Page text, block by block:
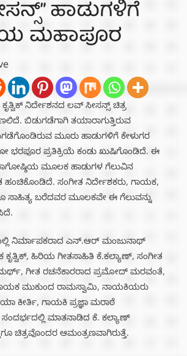
ಹಾಡುಗಳಿಗೆ
ಮಹಾಪೂರ
ಕೃತ್ವಿಕ್ ನಿರ್ದೇಶನದ ಲವ್ ಸೀಸನ್ಸ್ ಚಿತ್ರ
ಬಿಡುಗಡೆಗಾಗಿ ತಯಾರಾಗುತ್ತಿರುವ
ಮೂರು ಹಾಡುಗಳಿಗೆ ಕೇಳುಗರ
ಭರಪೂರ ಪ್ರತಿಕ್ರಿಯೆ ಕಂಡು ಖುಷಿಗೊಂಡಿದೆ. ಈ
ಮೂಲಕ ಹಾಡುಗಳ ಗೆಲುವಿನ
ಹಂಚಿಕೊಂಡಿದೆ. ಸಂಗೀತ ನಿರ್ದೇಶಕರು, ಗಾಯಕ,
ಸಾಹಿತ್ಯ ಬರೆದವರ ಮೂಲಕವೇ ಈ ಗೆಲುವನ್ನು
ನಿರ್ಮಾಪಕರಾದ ಎನ್.ಆರ್ ಮಂಜುನಾಥ್
ಕೃತ್ವಿಕ್, ಹಿರಿಯ ಗೀತಸಾಹಿತಿ ಕೆ.ಕಲ್ಯಾಣ್, ಸಂಗೀತ
ಗೀತ ರಚನೆಕಾರರಾದ ಪ್ರಮೋದ್ ಮರವಂತೆ,
ಮುಕುಂದ ರಾಮಸ್ವಾಮಿ, ನಾಯಕಿಯರು
ಕೀರ್ತಿ, ಗಾಯಕಿ ಪ್ರಜ್ಞಾ ಮರಾಠೆ
ಸಂದರ್ಭದಲ್ಲಿ ಮಾತನಾಡಿದ ಕೆ. ಕಲ್ಯಾಣ್
ಚಿತ್ರವೊಂದರ ಆಮಂತ್ರಣವಾಗಿರುತ್ತೆ.